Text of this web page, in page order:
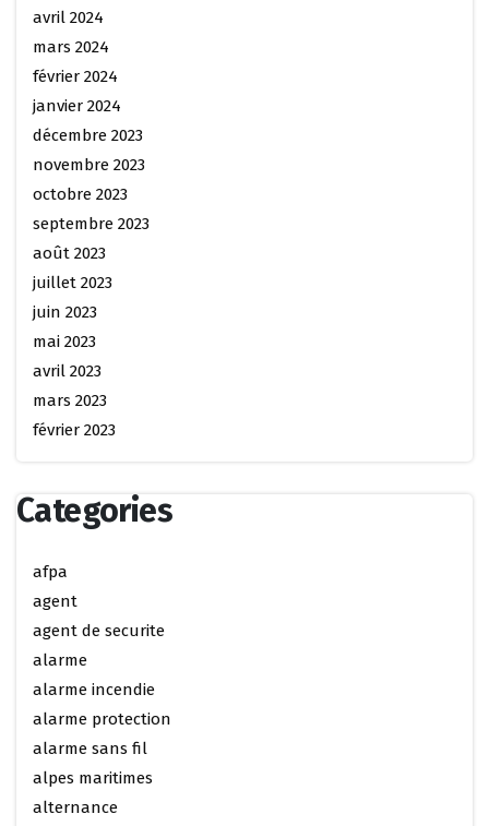
avril 2024
mars 2024
février 2024
janvier 2024
décembre 2023
novembre 2023
octobre 2023
septembre 2023
août 2023
juillet 2023
juin 2023
mai 2023
avril 2023
mars 2023
février 2023
Categories
afpa
agent
agent de securite
alarme
alarme incendie
alarme protection
alarme sans fil
alpes maritimes
alternance